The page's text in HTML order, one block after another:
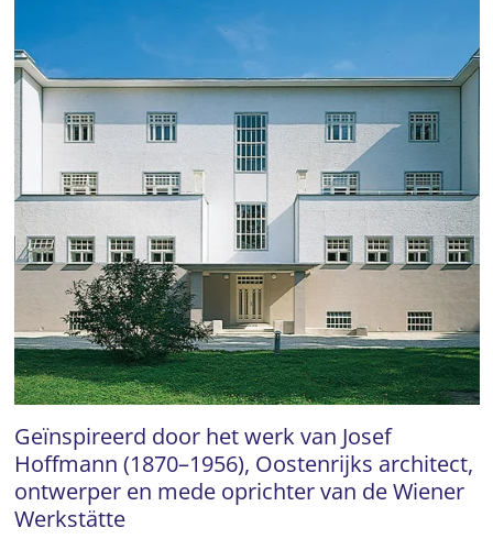
Geïnspireerd door het werk van Josef
Hoffmann (1870–1956), Oostenrijks architect,
ontwerper en mede oprichter van de Wiener
Werkstätte